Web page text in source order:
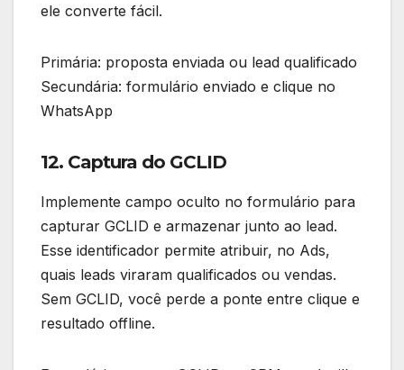
ele converte fácil.
Primária: proposta enviada ou lead qualificado
Secundária: formulário enviado e clique no
WhatsApp
12. Captura do GCLID
Implemente campo oculto no formulário para
capturar GCLID e armazenar junto ao lead.
Esse identificador permite atribuir, no Ads,
quais leads viraram qualificados ou vendas.
Sem GCLID, você perde a ponte entre clique e
resultado offline.